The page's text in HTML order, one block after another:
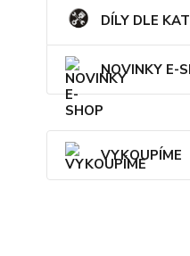
DÍLY DLE
NOVINKY E-
VYKOUPÍME